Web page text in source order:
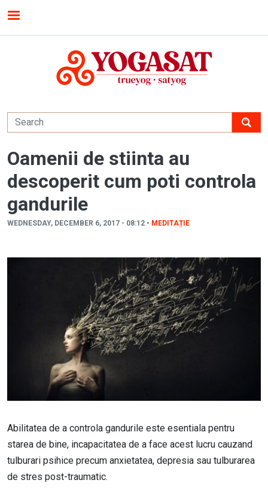
WEDNESDAY, DECEMBER 6, 2017 - 08:12 • MEDITAȚIE
Oamenii de stiinta au
descoperit cum poti controla
gandurile
Abilitatea de a controla gandurile este esentiala pentru
starea de bine, incapacitatea de a face acest lucru cauzand
tulburari psihice precum anxietatea, depresia sau tulburarea
de stres post-traumatic.